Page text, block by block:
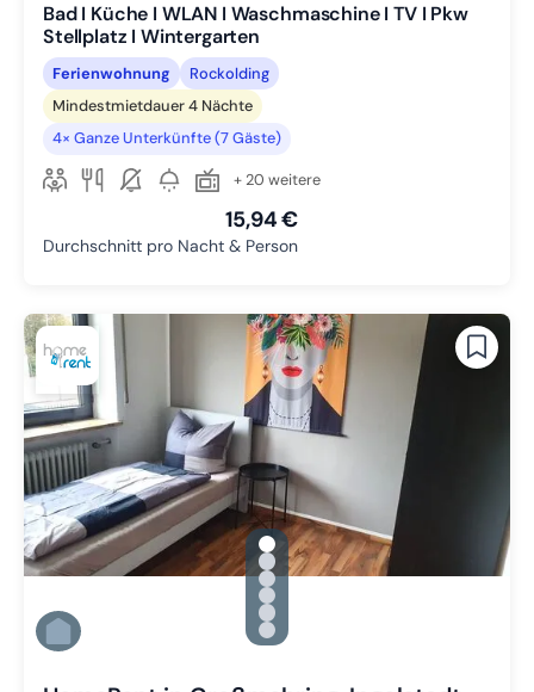
Bad I Küche I WLAN I Waschmaschine I TV I Pkw
Stellplatz I Wintergarten
Ferienwohnung
Rockolding
Mindestmietdauer 4 Nächte
4× Ganze Unterkünfte (7 Gäste)
+ 20 weitere
15,94 €
Durchschnitt pro Nacht & Person
gallery.slide_selector
Zu Slide 1 wechseln
Zu Slide 2 wechseln
Zu Slide 3 wechseln
Zu Slide 4 wechseln
Zu Slide 5 wechseln
Zu Slide 6 wechseln